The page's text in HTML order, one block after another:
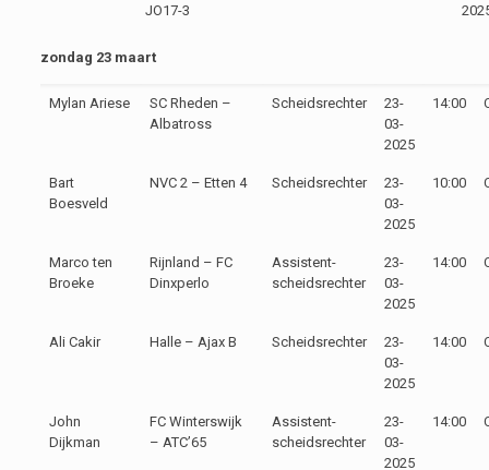
JO17-3
zondag 23maart
Mylan Ariese
SC Rheden –
Albatross
Scheidsrechter
23-
03-
2025
14:00
Bart
Boesveld
NVC 2 – Etten 4 Scheidsrechter
23-
03-
2025
10:00
Marco ten
Broeke
Rijnland – FC
Dinxperlo
Assistent-
scheidsrechter
23-
03-
2025
14:00
Ali Cakir Halle – Ajax B Scheidsrechter
23-
03-
2025
14:00
John
Dijkman
FC Winterswijk
– ATC’65
Assistent-
scheidsrechter
23-
03-
2025
14:00